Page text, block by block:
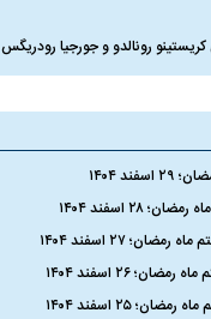
رونالدو و جورجیا رودریگس
۱۴۰۴
۲۸ اسفند ۱۴۰۴
۲۷ اسفند ۱۴۰۴
۲۶ اسفند ۱۴۰۴
۲۵ اسفند ۱۴۰۴